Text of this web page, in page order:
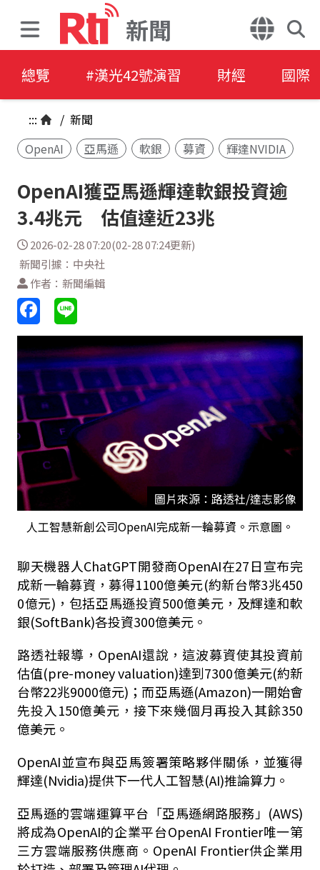
新聞
總覽 #漢光42號演習 財經 國際
::: / 新聞
OpenAI
亞馬遜 軟銀 募資 輝達NVIDIA
OpenAI獲亞馬遜輝達軟銀投資逾
3.4兆元 估值達近23兆
2026-02-28 07:20(02-28 07:24更新)
新聞引據：中央社
作者：新聞編輯
圖片來源：路透社/達志影像
人工智慧新創公司OpenAI完成新一輪募資。示意圖。
聊天機器人ChatGPT開發商OpenAI在27日宣布完
成新一輪募資，募得1100億美元(約新台幣3兆450
0億元)，包括亞馬遜投資500億美元，及輝達和軟
銀(SoftBank)各投資300億美元。
路透社報導，OpenAI還說，這波募資使其投資前
估值(pre-money valuation)達到7300億美元(約新
台幣22兆9000億元)；而亞馬遜(Amazon)一開始會
先投入150億美元，接下來幾個月再投入其餘350
億美元。
OpenAI並宣布與亞馬簽署策略夥伴關係，並獲得
輝達(Nvidia)提供下一代人工智慧(AI)推論算力。
亞馬遜的雲端運算平台「亞馬遜網路服務」(AWS)
將成為OpenAI的企業平台OpenAI Frontier唯一第
三方雲端服務供應商。OpenAI Frontier供企業用